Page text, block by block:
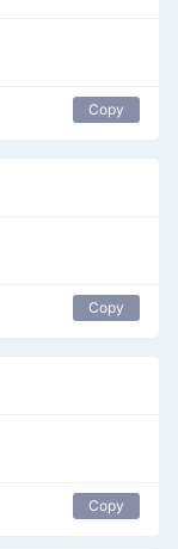
Copy
Copy
Copy